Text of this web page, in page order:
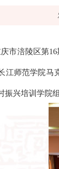
庆市涪陵区第16
江师范学院马
振兴培训学院